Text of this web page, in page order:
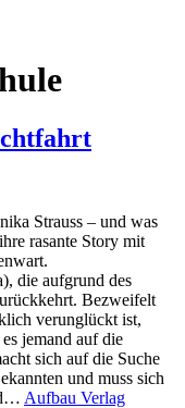
Strauss – und was
rasante Story mit
die aufgrund des
Bezweifelt
verunglückt ist,
jemand auf die
sich auf die Suche
und muss sich
Aufbau Verlag